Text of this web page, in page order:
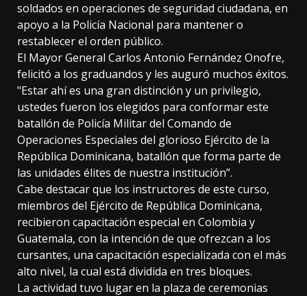
soldados en operaciones de seguridad ciudadana, en
apoyo a la Policía Nacional para mantener o
restablecer el orden público.
El Mayor General Carlos Antonio Fernández Onofre,
felicitó a los graduandos y les auguró muchos éxitos.
"Estar ahí es una gran distinción y un privilegio,
ustedes fueron los elegidos para conformar este
batallón de Policía Militar del Comando de
Operaciones Especiales del glorioso Ejército de la
República Dominicana, batallón que forma parte de
las unidades élites de nuestra institución”.
Cabe destacar que los instructores de este curso,
miembros del Ejército de República Dominicana,
recibieron capacitación especial en Colombia y
Guatemala, con la intención de que ofrezcan a los
cursantes, una capacitación especializada con el más
alto nivel, la cual está dividida en tres bloques.
La actividad tuvo lugar en la plaza de ceremonias